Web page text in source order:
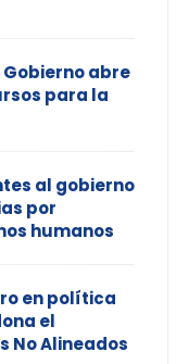
abre
para la
al gobierno
por
humanos
en política
el
No Alineados